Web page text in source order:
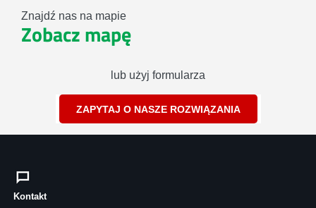
Znajdź nas na mapie
Zobacz mapę
lub użyj formularza
ZAPYTAJ O NASZE ROZWIĄZANIA
Kontakt